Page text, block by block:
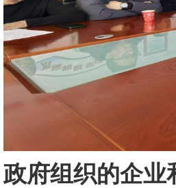
政府组织的企业